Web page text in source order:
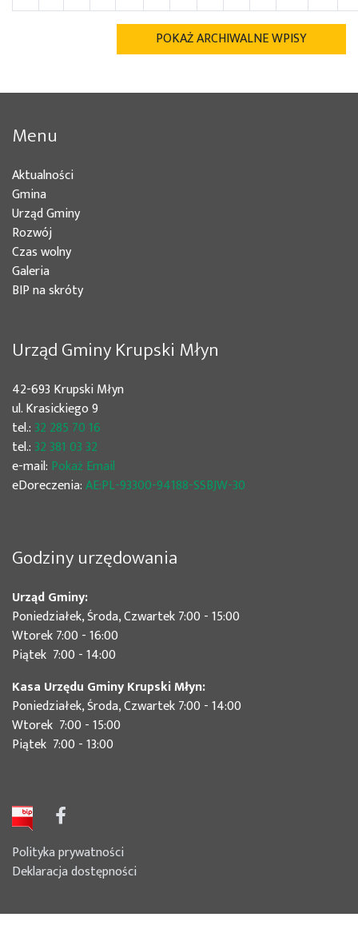
POKAŻ ARCHIWALNE WPISY
Menu
Aktualności
Gmina
Urząd Gminy
Rozwój
Czas wolny
Galeria
BIP na skróty
Urząd Gminy Krupski Młyn
42-693 Krupski Młyn
ul. Krasickiego 9
tel.:32 285 70 16
tel.:32 381 03 32
e-mail: Pokaż Email
eDoreczenia:AE:PL-93300-94188-SSBJW-30
Godziny urzędowania
Urząd Gminy:
Poniedziałek, Środa, Czwartek 7:00 - 15:00
Wtorek 7:00 - 16:00
Piątek 7:00 - 14:00
Kasa Urzędu Gminy Krupski Młyn:
Poniedziałek, Środa, Czwartek 7:00 - 14:00
Wtorek 7:00 - 15:00
Piątek 7:00 - 13:00
Polityka prywatności
Deklaracja dostępności